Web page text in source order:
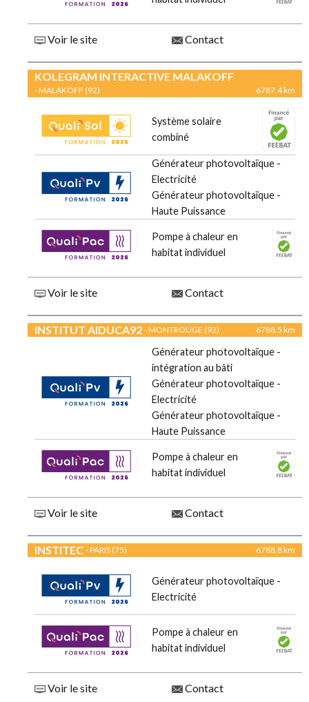
Voir le site Contact
KOLEGRAM INTERACTIVE MALAKOFF
- MALAKOFF (92) 6787.4 km
Système solaire
combiné
Générateur photovoltaïque -
Electricité
Générateur photovoltaïque -
Haute Puissance
Pompe à chaleur en
habitat individuel
Voir le site Contact
INSTITUT AIDUCA92 - MONTROUGE (92) 6788.5 km
Générateur photovoltaïque -
intégration au bâti
Générateur photovoltaïque -
Electricité
Générateur photovoltaïque -
Haute Puissance
Pompe à chaleur en
habitat individuel
Voir le site Contact
INSTITEC - PARIS (75) 6788.8 km
Générateur photovoltaïque -
Electricité
Pompe à chaleur en
habitat individuel
Voir le site Contact